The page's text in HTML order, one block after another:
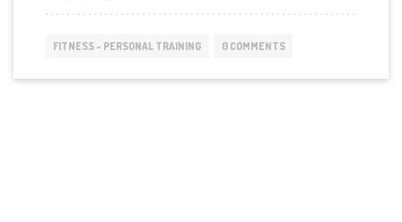
ΠΑΙΔΙΆ
FITNESS - PERSONAL TRAINING 0 COMMENTS